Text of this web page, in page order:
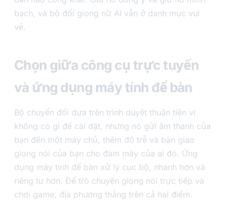
bạch, và bộ đổi giọng nữ AI vẫn ở danh mục vui
vẻ.
Chọn giữa công cụ trực tuyến
và ứng dụng máy tính để bàn
Bộ chuyển đổi dựa trên trình duyệt thuận tiện vì
không có gì để cài đặt, nhưng nó gửi âm thanh của
bạn đến một máy chủ, thêm độ trễ và bàn giao
giọng nói của bạn cho đám mây của ai đó. Ứng
dụng máy tính để bàn xử lý cục bộ, nhanh hơn và
riêng tư hơn. Để trò chuyện giọng nói trực tiếp và
chơi game, địa phương thắng trên cả hai điểm.